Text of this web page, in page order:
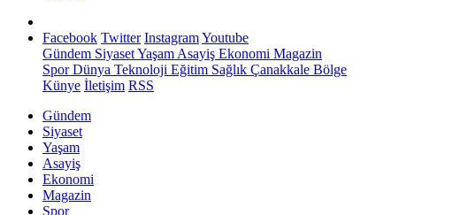
Facebook Twitter InstagramYoutube
Gündem SiyasetYaşam Asayiş Ekonomi Magazin
SporDünya Teknoloji Eğitim Sağlık Çanakkale Bölge
Künye İletişim RSS
Gündem
Siyaset
Yaşam
Asayiş
Ekonomi
Magazin
Spor